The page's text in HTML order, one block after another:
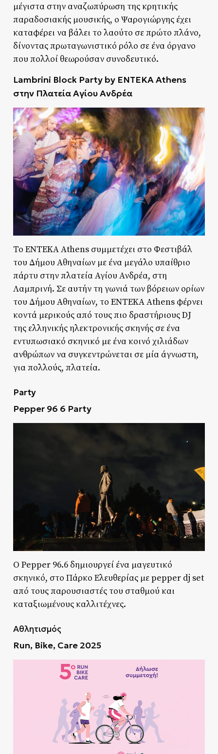
μέγιστα στην αναζωπύρωση της κρητικής
παραδοσιακής μουσικής, ο Ψαρογιώργης έχει
καταφέρει να βάλει το λαούτο σε πρώτο πλάνο,
δίνοντας πρωταγωνιστικό ρόλο σε ένα όργανο
που πολλοί θεωρούσαν συνοδευτικό.
Lambrini Block Party by ENTEKA Athens
στηνΠλατείαΑγίουΑνδρέα
Το ENTEKA Athens συμμετέχει στο Φεστιβάλ
του Δήμου Αθηναίων με ένα μεγάλο υπαίθριο
πάρτυ στην πλατεία Αγίου Ανδρέα, στη
Λαμπρινή. Σε αυτήν τη γωνιά των βόρειων ορίων
του Δήμου Αθηναίων, το ENTEKA Athens φέρνει
κοντά μερικούς από τους πιο δραστήριους DJ
της ελληνικής ηλεκτρονικής σκηνής σε ένα
εντυπωσιακό σκηνικό με ένα κοινό χιλιάδων
ανθρώπων να συγκεντρώνεται σε μία άγνωστη,
για πολλούς, πλατεία.
Party
Pepper 96 6 Party
O Pepper 96.6 δημιουργεί ένα μαγευτικό
σκηνικό, στο Πάρκο Ελευθερίας με pepper dj set
από τους παρουσιαστές του σταθμού και
καταξιωμένους καλλιτέχνες.
Αθλητισμός
Run, Bike, Care 2025